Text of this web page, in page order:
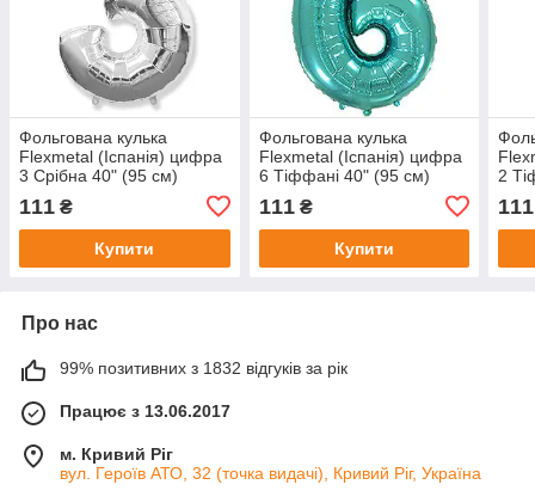
Фольгована кулька
Flexmetal (Іспанія) цифра
3 Срібна 40" (95 см)
111 ₴
Купити
Фольгована кулька
Flexmetal (Іспанія) цифра
6 Тіффані 40" (95 см)
111₴
Купити
2
111
Про нас
99% позитивних з 1832 відгуків за рік
Працює з 13.06.2017
м. Кривий Ріг
вул. Героїв АТО, 32 (точка видачі), Кривий Ріг, Україна